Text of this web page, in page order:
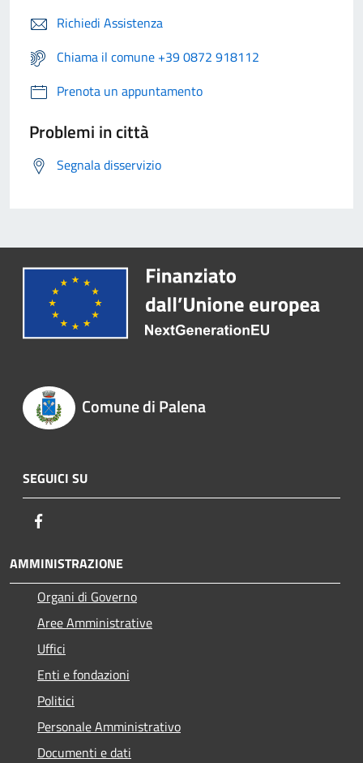
Richiedi Assistenza
Chiama il comune +39 0872 918112
Prenota un appuntamento
Problemi in città
Segnala disservizio
Comune di Palena
SEGUICI SU
AMMINISTRAZIONE
Organi di Governo
Aree Amministrative
Uffici
Enti e fondazioni
Politici
Personale Amministrativo
Documenti e dati